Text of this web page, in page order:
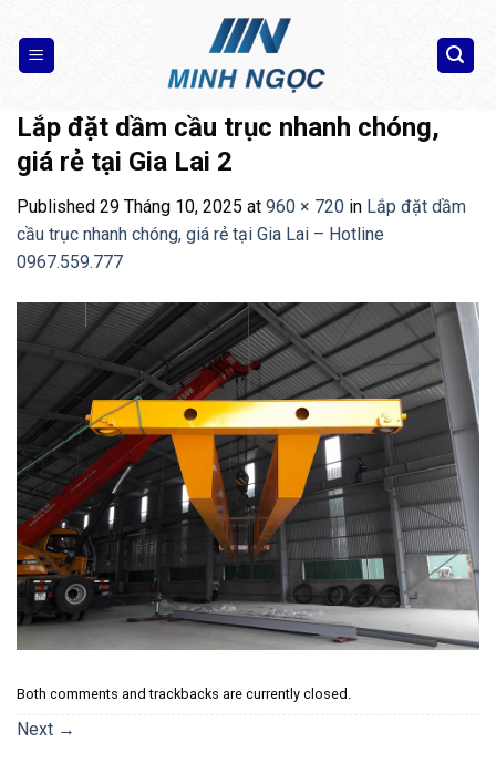
content
Lắp đặt dầm cầu trục nhanh chóng,
giá rẻ tại Gia Lai 2
Published 29 Tháng 10, 2025 at 960 × 720 in Lắp đặt dầm
cầu trục nhanh chóng, giá rẻ tại Gia Lai – Hotline
0967.559.777
Both comments and trackbacks are currently closed.
Next →